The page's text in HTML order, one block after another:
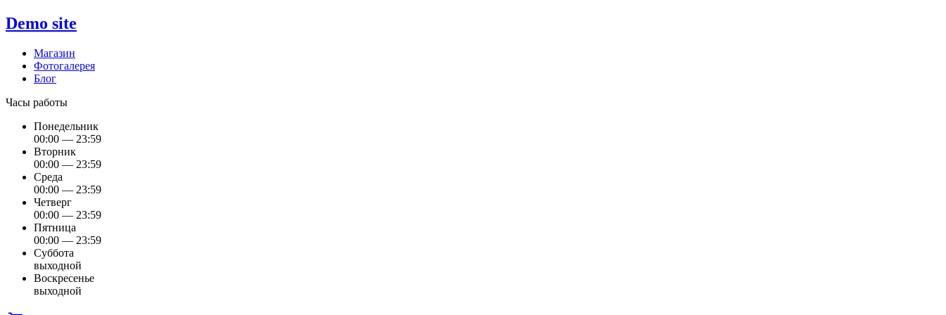
Demo site
Магазин
Фотогалерея
Блог
Часы работы
Понедельник
00:00 — 23:59
Вторник
00:00 — 23:59
Среда
00:00 — 23:59
Четверг
00:00 — 23:59
Пятница
00:00 — 23:59
Суббота
выходной
Воскресенье
выходной